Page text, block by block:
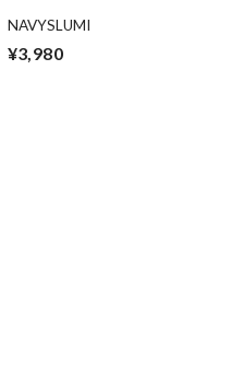
NAVYSLUMI
¥3,980